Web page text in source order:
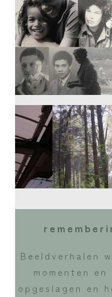
Beeldverhalen
momenten
opgeslagen en